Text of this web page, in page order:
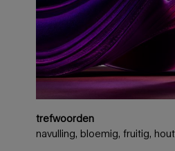
trefwoorden
navulling, bloemig, fruitig,